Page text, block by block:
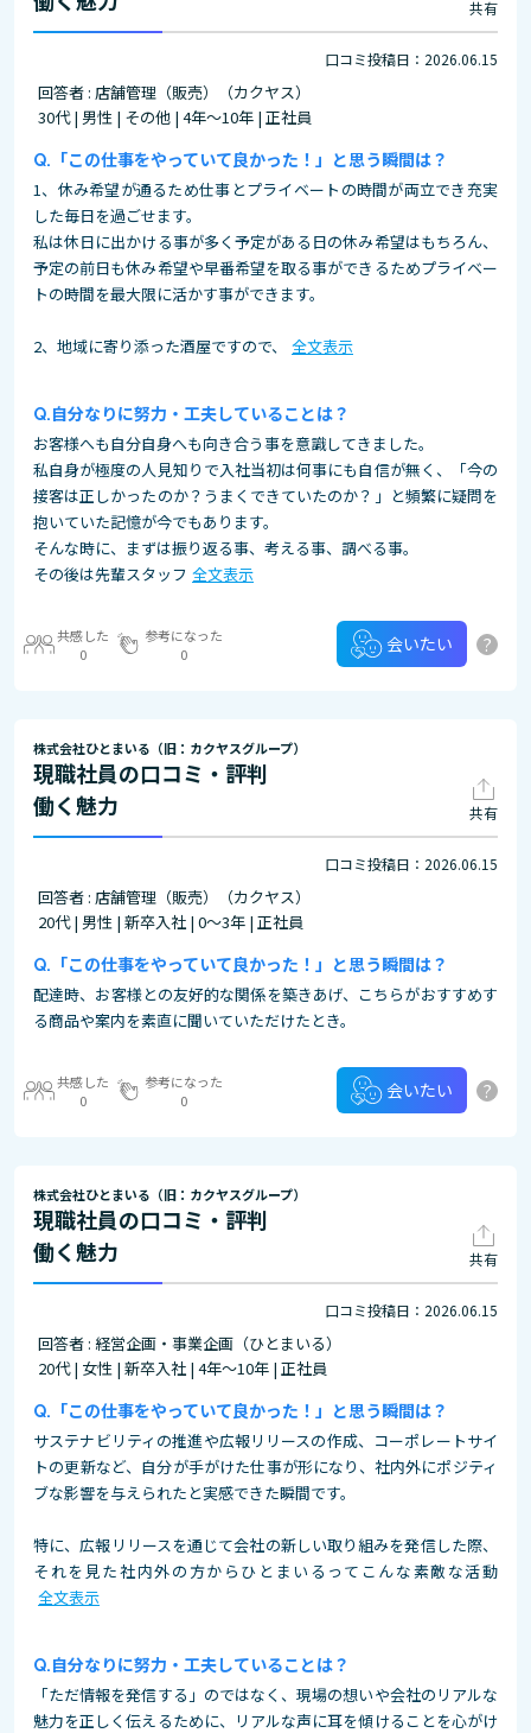
共有
口コミ投稿日：2026.06.15
回答者 : 店舗管理（販売）（カクヤス）
30代 | 男性 | その他 | 4年～10年 | 正社員
「この仕事をやっていて良かった！」と思う瞬間は？
1、休み希望が通るため仕事とプライベートの時間が両立でき充実
した毎日を過ごせます。
私は休日に出かける事が多く予定がある日の休み希望はもちろん、
予定の前日も休み希望や早番希望を取る事ができるためプライベー
トの時間を最大限に活かす事ができます。
2、地域に寄り添った酒屋ですので、 全文表示
自分なりに努力・工夫していることは？
お客様へも自分自身へも向き合う事を意識してきました。
私自身が極度の人見知りで入社当初は何事にも自信が無く、「今の
接客は正しかったのか？うまくできていたのか？」と頻繁に疑問を
抱いていた記憶が今でもあります。
そんな時に、まずは振り返る事、考える事、調べる事。
その後は先輩スタッフ 全文表示
共感した
0
参考になった
0
会いたい ?
株式会社ひとまいる（旧：カクヤスグループ）
現職社員の口コミ・評判
働く魅力
共有
口コミ投稿日：2026.06.15
回答者 : 店舗管理（販売）（カクヤス）
20代 | 男性 | 新卒入社 | 0～3年 | 正社員
「この仕事をやっていて良かった！」と思う瞬間は？
配達時、お客様との友好的な関係を築きあげ、こちらがおすすめす
る商品や案内を素直に聞いていただけたとき。
共感した
0
参考になった
0
会いたい ?
株式会社ひとまいる（旧：カクヤスグループ）
現職社員の口コミ・評判
働く魅力
共有
口コミ投稿日：2026.06.15
回答者 : 経営企画・事業企画（ひとまいる）
20代 | 女性 | 新卒入社 | 4年～10年 | 正社員
「この仕事をやっていて良かった！」と思う瞬間は？
サステナビリティの推進や広報リリースの作成、コーポレートサイ
トの更新など、自分が手がけた仕事が形になり、社内外にポジティ
ブな影響を与えられたと実感できた瞬間です。
特に、広報リリースを通じて会社の新しい取り組みを発信した際、
それを見た社内外の方からひとまいるってこんな素敵な活動
全文表示
自分なりに努力・工夫していることは？
「ただ情報を発信する」のではなく、現場の想いや会社のリアルな
魅力を正しく伝えるために、リアルな声に耳を傾けることを心がけ